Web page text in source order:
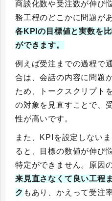
商談化数や受注数が伸び
務工程のどこかに問題が
各KPIの目標値と実数を
ができます。
例えば受注までの過程で
合は、会話の内容に問題
ため、トークスクリプト
の対象を見直すことで、
性が高いです。
また、KPIを設定しない
ると、目標の数値が伸び
特定ができません。原因
来見直さなくて良い工程
ク もあり、かえって受注